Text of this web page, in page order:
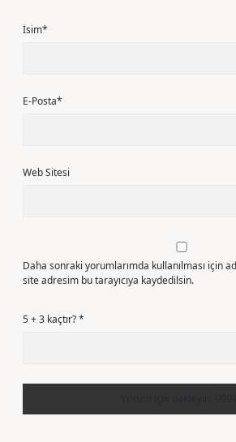
İsim*
E-Posta*
Web Sitesi
Daha sonraki yorumlarımda kullanılması için
site adresim bu tarayıcıya kaydedilsin.
5 + 3 kaçtır?*